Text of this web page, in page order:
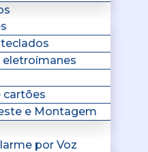
eletroímanes
cartões
e Montagem
por Voz